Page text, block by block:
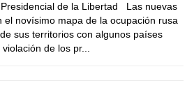
de la Libertad Las nuevas
el novísimo mapa de la ocupación rusa
sus territorios con algunos países
de los pr...